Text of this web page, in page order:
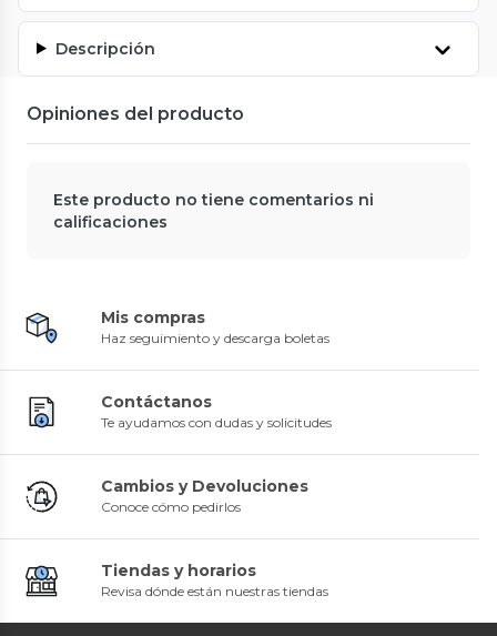
Descripción
Opiniones del producto
Este producto no tiene comentarios ni
calificaciones
Mis compras
Haz seguimiento y descarga boletas
Contáctanos
Te ayudamos con dudas y solicitudes
Cambios y Devoluciones
Conoce cómo pedirlos
Tiendas y horarios
Revisa dónde están nuestras tiendas